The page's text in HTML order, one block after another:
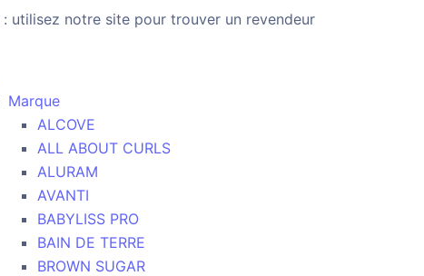
: utilisez notre site pour trouver un revendeur
Marque
ALCOVE
ALL ABOUT CURLS
ALURAM
AVANTI
BABYLISS PRO
BAIN DE TERRE
BROWN SUGAR